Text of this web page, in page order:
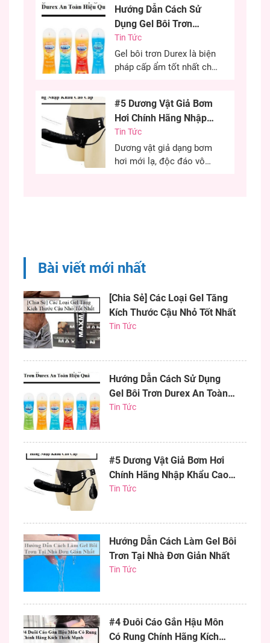
đến sự tự tin cho các
chàng trai. Đây là phương
pháp được nhiều anh em
lựa chọn nhằm cải thiện
kích thước cùng khả năng
Hướng Dẫn Cách Sử
Dụng Gel Bôi Trơn
Durex An Toàn Hiệu
Quả
Tin Tức
Gel bôi trơn Durex là biện
pháp cấp ẩm tốt nhất cho
cứu cánh cho những chị
em khô âm đạo có thể sử
dụng hiệu quả. Việc sử
dụng gel bôi trơn đúng
cách quyết định đến...
#5 Dương Vật Giả Bơm
Hơi Chính Hãng Nhập
Khẩu Cao Cấp
Tin Tức
Dương vật giả dạng bơm
hơi mới lạ, độc đáo vô
bơm...
Bài viết mới nhất
[Chia Sẻ] Các Loại Gel Tăng
Kích Thước Cậu Nhỏ Tốt Nhất
Tin Tức
Hướng Dẫn Cách Sử Dụng
Gel Bôi Trơn Durex An Toàn
Hiệu Quả
Tin Tức
#5 Dương Vật Giả Bơm Hơi
Chính Hãng Nhập Khẩu Cao
Cấp
Tin Tức
Hướng Dẫn Cách Làm Gel Bôi
Trơn Tại Nhà Đơn Giản Nhất
Tin Tức
#4 Đuôi Cáo Gắn Hậu Môn
Có Rung Chính Hãng Kích